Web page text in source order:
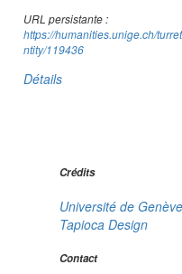
URL persistante :
https://humanities.unige.ch/
ntity/119436
Détails
Crédits
Université de Genève
Tapioca Design
Contact